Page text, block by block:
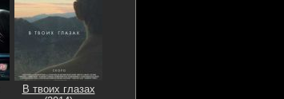
В твоих глазах